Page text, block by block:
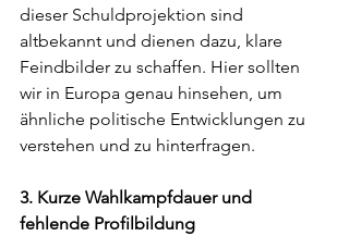
dieser Schuldprojektion sind
altbekannt und dienen dazu, klare
Feindbilder zu schaffen. Hier sollten
wir in Europa genau hinsehen, um
ähnliche politische Entwicklungen zu
verstehen und zu hinterfragen.
3. Kurze Wahlkampfdauer und
fehlende Profilbildung